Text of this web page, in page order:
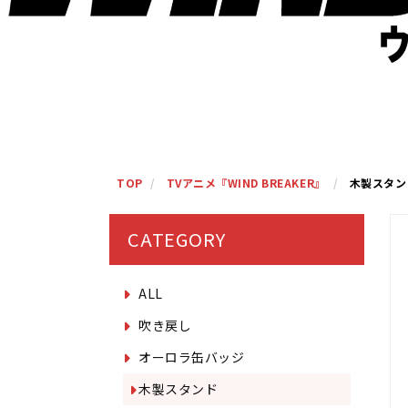
TOP TVアニメ『WIND BREAKER』 木製スタ
CATEGORY
ALL
吹き戻し
オーロラ缶バッジ
木製スタンド